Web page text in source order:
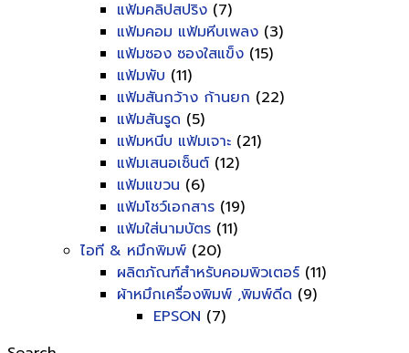
แฟ้มคลิปสปริง (7)
แฟ้มคอม แฟ้มหีบเพลง (3)
แฟ้มซอง ซองใสแข็ง (15)
แฟ้มพับ (11)
แฟ้มสันกว้าง ก้านยก (22)
แฟ้มสันรูด (5)
แฟ้มหนีบ แฟ้มเจาะ (21)
แฟ้มเสนอเซ็นต์ (12)
แฟ้มแขวน (6)
แฟ้มโชว์เอกสาร (19)
แฟ้มใส่นามบัตร (11)
ไอที & หมึกพิมพ์ (20)
ผลิตภัณฑ์สำหรับคอมพิวเตอร์ (11)
ผ้าหมึกเครื่องพิมพ์ ,พิมพ์ดีด (9)
EPSON (7)